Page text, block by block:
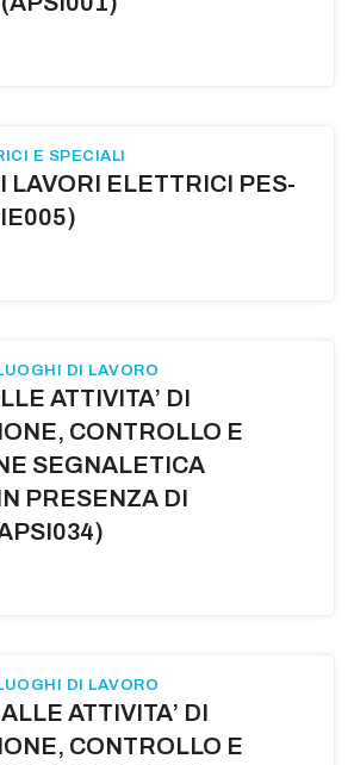
E SPECIALI
LAVORI ELETTRICI PES-
DI LAVORO
ATTIVITA’ DI
CONTROLLO E
SEGNALETICA
PRESENZA DI
DI LAVORO
ATTIVITA’ DI
CONTROLLO E